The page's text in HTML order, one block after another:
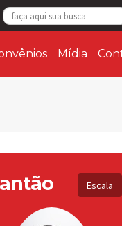
Mídia
Escala